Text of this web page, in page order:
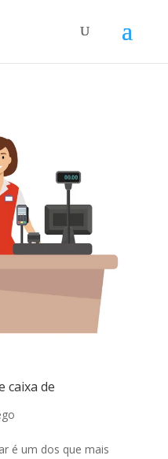
caixa de
é um dos que mais